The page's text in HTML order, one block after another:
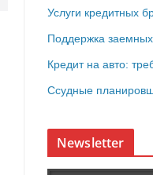
Услуги кредитных
Поддержка заемных
Кредит на авто:
Ссудные
Newsletter